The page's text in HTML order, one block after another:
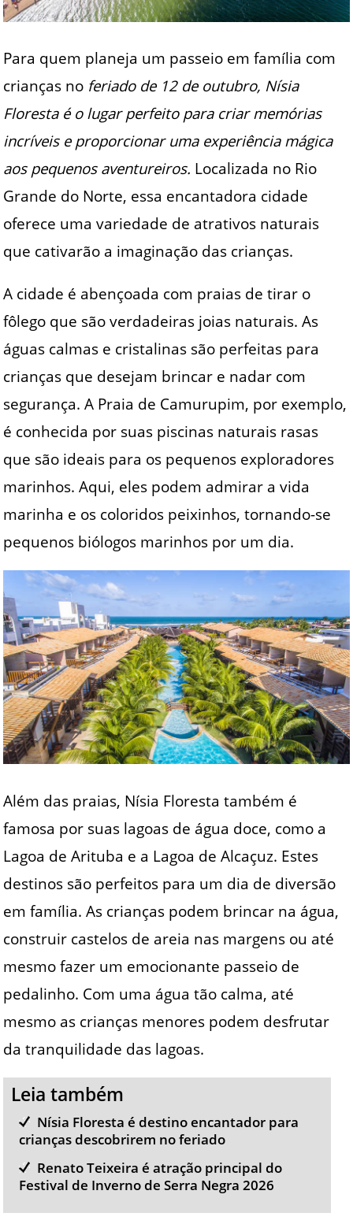
Para quem planeja um passeio em família com
crianças no feriado de 12 de outubro, Nísia
Floresta é o lugar perfeito para criar memórias
incríveis e proporcionar uma experiência mágica
aos pequenos aventureiros. Localizada no Rio
Grande do Norte, essa encantadora cidade
oferece uma variedade de atrativos naturais
que cativarão a imaginação das crianças.
A cidade é abençoada com praias de tirar o
fôlego que são verdadeiras joias naturais. As
águas calmas e cristalinas são perfeitas para
crianças que desejam brincar e nadar com
segurança. A Praia de Camurupim, por exemplo,
é conhecida por suas piscinas naturais rasas
que são ideais para os pequenos exploradores
marinhos. Aqui, eles podem admirar a vida
marinha e os coloridos peixinhos, tornando-se
pequenos biólogos marinhos por um dia.
Além das praias, Nísia Floresta também é
famosa por suas lagoas de água doce, como a
Lagoa de Arituba e a Lagoa de Alcaçuz. Estes
destinos são perfeitos para um dia de diversão
em família. As crianças podem brincar na água,
construir castelos de areia nas margens ou até
mesmo fazer um emocionante passeio de
pedalinho. Com uma água tão calma, até
mesmo as crianças menores podem desfrutar
da tranquilidade das lagoas.
Leia também
Nísia Floresta é destino encantador para
crianças descobrirem no feriado
Renato Teixeira é atração principal do
Festival de Inverno de Serra Negra 2026